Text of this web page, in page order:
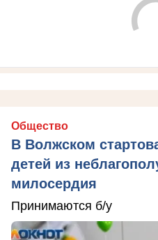
Общество
В Волжском
детей из
милосердия
Принимаются б/у